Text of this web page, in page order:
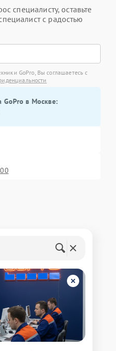
специалисту, оставьте
с радостью
GoPro, Вы соглашаетесь с
GoPro в Москве: